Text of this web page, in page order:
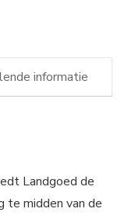
informatie
Landgoed de
te midden van de